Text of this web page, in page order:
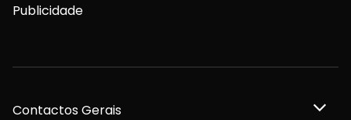
Publicidade
Contactos Gerais